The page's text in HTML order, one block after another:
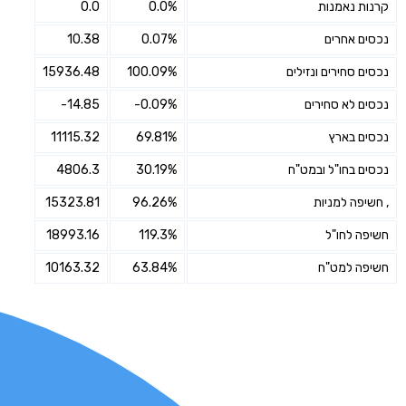
קרנות נאמנות 0.0%
0.0
נכסים אחרים 0.07%
10.38
נכסים סחירים ונזילים 100.09%
15936.48
נכסים לא סחירים -0.09%
-14.85
נכסים בארץ 69.81%
11115.32
נכסים בחו"ל ובמט"ח 30.19%
4806.3
, חשיפה למניות 96.26%
15323.81
חשיפה לחו"ל 119.3%
18993.16
חשיפה למט"ח 63.84%
10163.32